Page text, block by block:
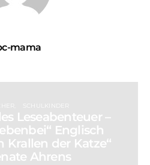
mama
SCHULKINDER
Leseabenteuer –
Englisch
Krallen der Katze“
Ahrens